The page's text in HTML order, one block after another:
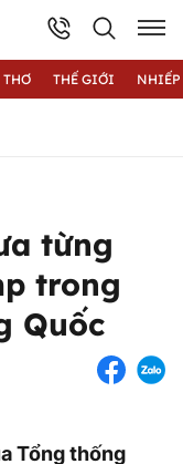
THẾ GIỚI
từng
trong
Quốc
Tổng thống